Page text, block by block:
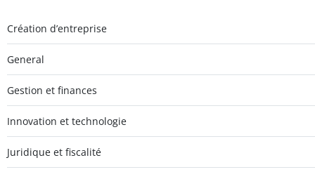
Création d’entreprise
General
Gestion et finances
Innovation et technologie
Juridique et fiscalité